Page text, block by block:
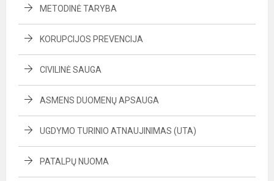
METODINĖ TARYBA
KORUPCIJOS PREVENCIJA
CIVILINĖ SAUGA
ASMENS DUOMENŲ APSAUGA
UGDYMO TURINIO ATNAUJINIMAS (UTA)
PATALPŲ NUOMA